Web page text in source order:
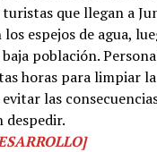
turistas que llegan a
espejos de agua,
población.
horas para limpiar
las